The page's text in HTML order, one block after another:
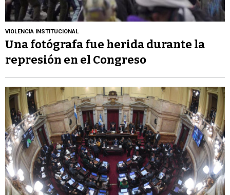
VIOLENCIA INSTITUCIONAL
Una fotógrafa fue herida durante la
represión en el Congreso